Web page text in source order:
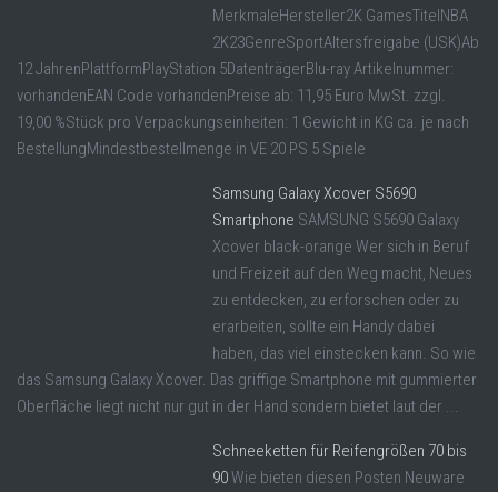
MerkmaleHersteller2K GamesTitelNBA
2K23GenreSportAltersfreigabe (USK)Ab
12 JahrenPlattformPlayStation 5DatenträgerBlu-ray Artikelnummer:
vorhandenEAN Code vorhandenPreise ab: 11,95 Euro MwSt. zzgl.
19,00 %Stück pro Verpackungseinheiten: 1 Gewicht in KG ca. je nach
BestellungMindestbestellmenge in VE 20 PS 5 Spiele
Samsung Galaxy Xcover S5690
Smartphone SAMSUNG S5690 Galaxy
Xcover black-orange Wer sich in Beruf
und Freizeit auf den Weg macht, Neues
zu entdecken, zu erforschen oder zu
erarbeiten, sollte ein Handy dabei
haben, das viel einstecken kann. So wie
das Samsung Galaxy Xcover. Das griffige Smartphone mit gummierter
Oberfläche liegt nicht nur gut in der Hand sondern bietet laut der ...
Schneeketten für Reifengrößen 70 bis
90Wie bieten diesen Posten Neuware